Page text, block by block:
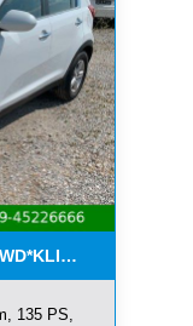
135 PS,